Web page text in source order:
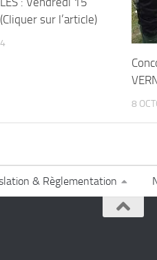
sur l’article)
8
& Règlementation